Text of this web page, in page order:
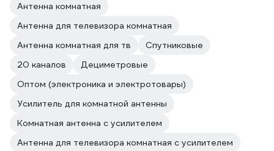
Антенна комнатная
Антенна для телевизора комнатная
Антенна комнатная для тв
Спутниковые
20 каналов
Дециметровые
Оптом (электроника и электротовары)
Усилитель для комнатной антенны
Комнатная антенна с усилителем
Антенна для телевизора комнатная с усилителем